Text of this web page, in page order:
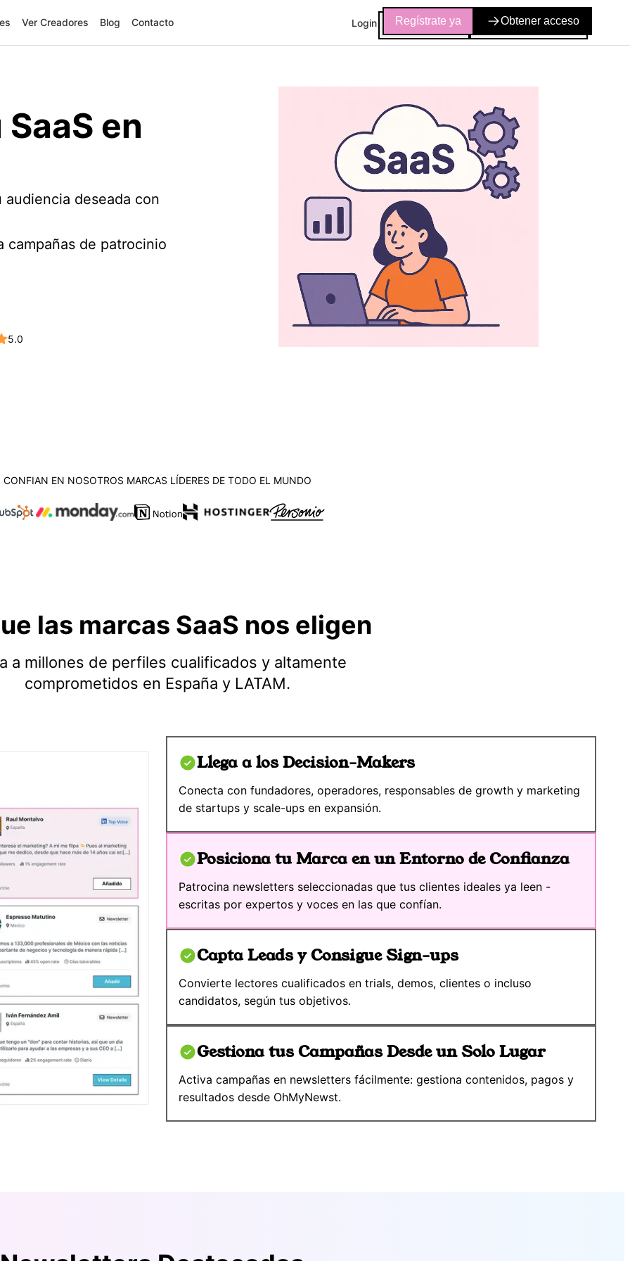
Ver Creadores Blog Contacto Login Regístrate ya Obtener acceso
en
deseada con
campañas de patrocinio
5.0
CONFIAN EN NOSOTROS MARCAS LÍDERES DE TODO EL MUNDO
las marcas SaaS nos eligen
a millones de perfiles cualificados y altamente
comprometidos en España y LATAM.
Llega a los Decision-Makers
Conecta con fundadores, operadores, responsables de growth y marketing
de startups y scale-ups en expansión.
Posiciona tu Marca en un Entorno de Confianza
Patrocina newsletters seleccionadas que tus clientes ideales ya leen -
escritas por expertos y voces en las que confían.
Capta Leads y Consigue Sign-ups
Convierte lectores cualificados en trials, demos, clientes o incluso
candidatos, según tus objetivos.
Gestiona tus Campañas Desde un Solo Lugar
Activa campañas en newsletters fácilmente: gestiona contenidos, pagos y
resultados desde OhMyNewst.